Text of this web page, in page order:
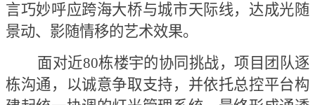
言巧妙呼应跨海大桥与城市天际线，达成光随
景动、影随情移的艺术效果。
面对近80栋楼宇的协同挑战，项目团队逐
栋沟通，以诚意争取支持，并依托总控平台构